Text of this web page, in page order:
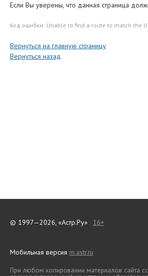
Если Вы уверены, что данная страница
Код ошибки: Unable to find a route to match the
Вернуться на главную страницу
Вернуться назад
© 1997—2026, «Астр.Ру» 16+
Мобильная версия m.astr.ru
При любом копировании материалов сайта